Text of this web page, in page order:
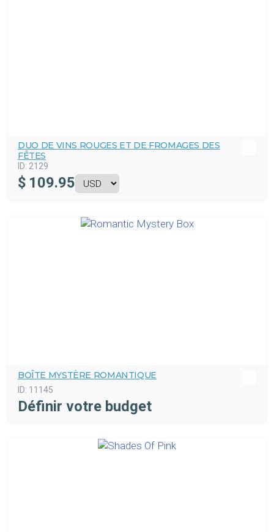
DUO DE VINS ROUGES ET DE FROMAGES DES
FÊTES
ID: 2129
$ 109.95
BOÎTE MYSTÈRE ROMANTIQUE
ID: 11145
Définir votre budget